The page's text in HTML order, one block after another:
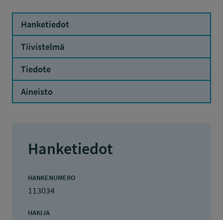
Hanketiedot
Tiivistelmä
Tiedote
Aineisto
Hanketiedot
HANKENUMERO
113034
HAKIJA